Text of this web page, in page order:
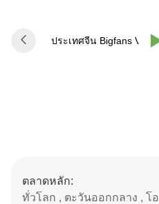
ตลาดหลัก:
ทั่วโลก , ตะวันออกกลาง , โ